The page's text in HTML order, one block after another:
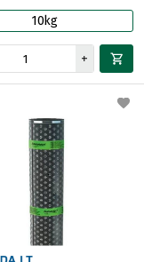
10kg